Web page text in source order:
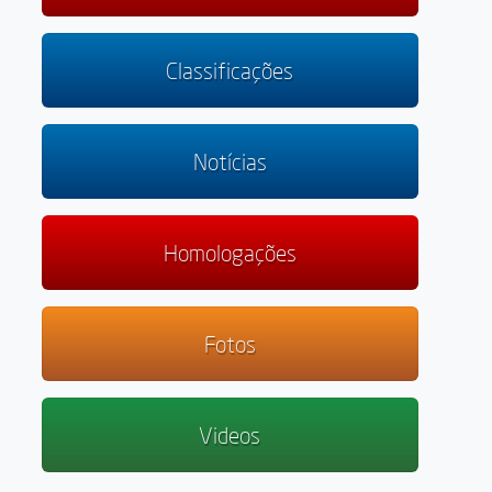
Classificações
Notícias
Homologações
Fotos
Videos